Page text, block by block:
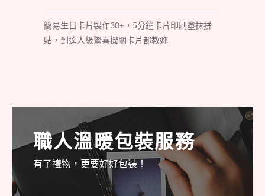
簡易生日卡片製作30+，5分鐘卡片印刷塗抹拼
貼，到達人級驚喜機關卡片都教妳
職人溫暖包裝服務
有了禮物，更要好好包裝！